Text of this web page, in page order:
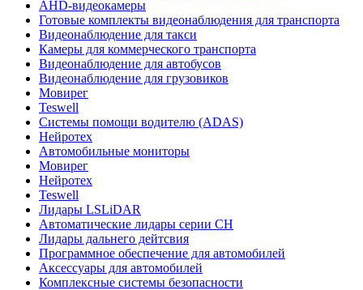
AHD-видеокамеры
Готовые комплекты видеонаблюдения для транспорта
Видеонаблюдение для такси
Камеры для коммерческого транспорта
Видеонаблюдение для автобусов
Видеонаблюдение для грузовиков
Мовирег
Teswell
Системы помощи водителю (ADAS)
Нейротех
Автомобильные мониторы
Мовирег
Нейротех
Teswell
Лидары LSLiDAR
Автоматические лидары серии CH
Лидары дальнего дейтсвия
Программное обеспечение для автомобилей
Аксессуары для автомобилей
Комплексные системы безопасности